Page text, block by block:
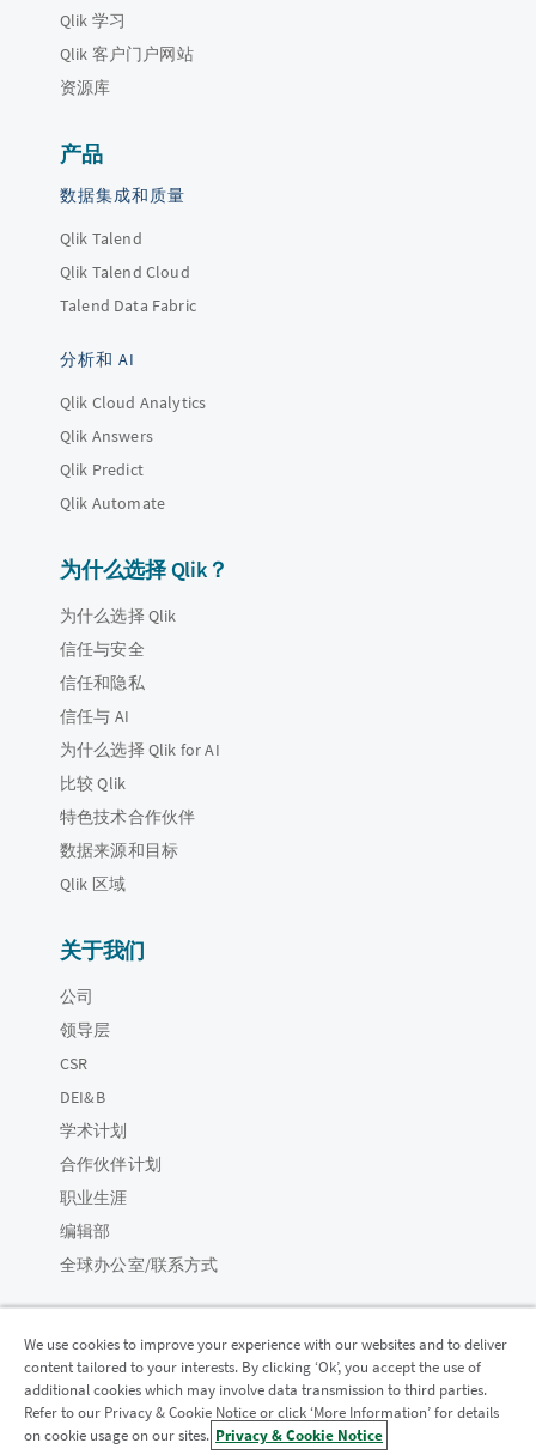
Qlik 学习
Qlik 客户门户网站
资源库
产品
数据集成和质量
Qlik Talend
Qlik Talend Cloud
Talend Data Fabric
分析和 AI
Qlik Cloud Analytics
Qlik Answers
Qlik Predict
Qlik Automate
为什么选择 Qlik？
为什么选择 Qlik
信任与安全
信任和隐私
信任与 AI
为什么选择 Qlik for AI
比较 Qlik
特色技术合作伙伴
数据来源和目标
Qlik 区域
关于我们
公司
领导层
CSR
DEI&B
学术计划
合作伙伴计划
职业生涯
编辑部
全球办公室/联系方式
Qlik 社区
法律协议 产品条款 Legal Policies 法律条规
We use cookies to improve your experience with our websites and to deliver
content tailored to your interests. By clicking ‘Ok’, you accept the use of
additional cookies which may involve data transmission to third parties.
Refer to our Privacy & Cookie Notice or click ‘More Information’ for details
on cookie usage on our sites. Privacy & Cookie Notice